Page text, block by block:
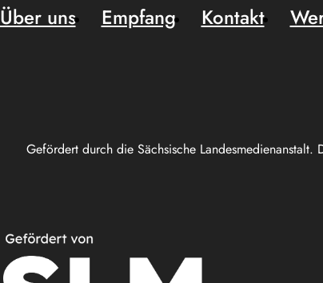
Gefördert durch die Sächsische
Über uns Empfang Kontakt